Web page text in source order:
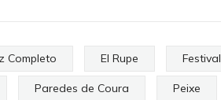
Completo El Rupe Festival
Paredes de Coura Peixe